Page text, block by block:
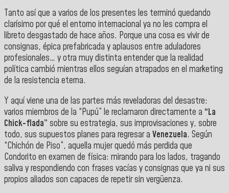
Tanto así que a varios de los presentes les terminó quedando
clarísimo por qué el entorno internacional ya no les compra el
libreto desgastado de hace años. Porque una cosa es vivir de
consignas, épica prefabricada y aplausos entre aduladores
profesionales… y otra muy distinta entender que la realidad
política cambió mientras ellos seguían atrapados en el marketing
de la resistencia eterna.
Y aquí viene una de las partes más reveladoras del desastre:
varios miembros de la “Pupú” le reclamaron directamente a “La
Chick-flada” sobre su estrategia, sus improvisaciones y, sobre
todo, sus supuestos planes para regresar a Venezuela. Según
“Chichón de Piso”, aquella mujer quedó más perdida que
Condorito en examen de física: mirando para los lados, tragando
saliva y respondiendo con frases vacías y consignas que ya ni sus
propios aliados son capaces de repetir sin vergüenza.